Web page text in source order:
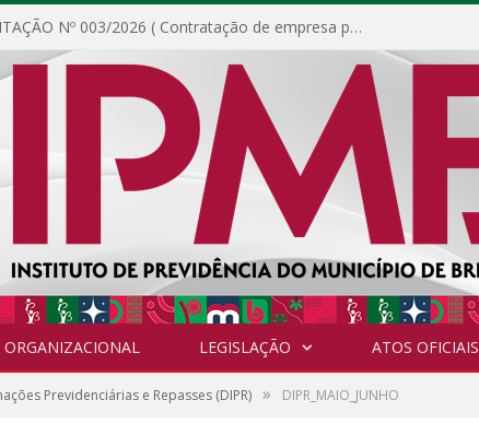
DISPENSA DE LICITAÇÃO Nº 003/2026 ( Contratação de empresa para fornecimento de gêneros alimentícios não perecíveis, materiais de expediente, descartáveis, copa e cozinha, para análise e posterior publicação.)
ORGANIZACIONAL LEGISLAÇÃO ATOS OFICIAIS
Previdenciárias e Repasses (DIPR) » DIPR_MAIO_JUNHO